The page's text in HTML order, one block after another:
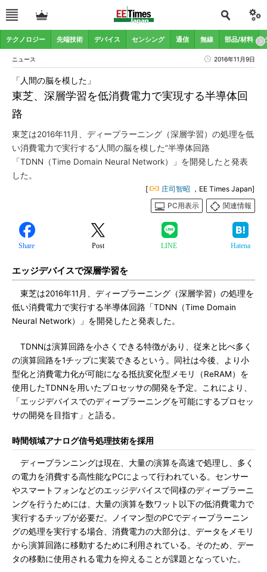
テクノロジー 先端技術 デバイス センシング 通信 無線 部品/材料
ニュース 2016年11月9日
東芝、深層学習を低消費電力で実現する半導体回
路
「人間の脳を模した」
東芝は2016年11月、ディープラーニング（深層学習）の処理を低
い消費電力で実行する“人間の脳を模した”半導体回路
「TDNN（Time Domain Neural Network）」を開発したと発表
した。
[ 庄司智昭 ，EE Times Japan]
PC用表示
関連情報
Share Post LINE Hatena
エッジデバイスで深層学習を
東芝は2016年11月、ディープラーニング（深層学習）の処理を
低い消費電力で実行する半導体回路「TDNN（Time Domain
Neural Network）」を開発したと発表した。
TDNNは演算回路を小さくできる特徴があり、従来と比べ多く
の演算回路を1チップに実装できるという。同社は今後、より小
型化と消費電力化が可能になる抵抗変化型メモリ（ReRAM）を
使用したTDNNを用いたプロセッサの開発を予定。これにより、
「エッジデバイスでのディープラーニングを可能にするプロセッ
サの開発を目指す」と語る。
時間領域アナログ信号処理技術を採用
ディープランニングは現在、大量の演算を高速で処理し、多く
の電力を消費する高性能なPCによって行われている。センサー
やスマートフォンなどのエッジデバイスで同様のディープラーニ
ングを行うためには、大量の演算を数ワット以下の低消費電力で
実行するチップが必要だ。ノイマン型のPCでディープラーニン
グの処理を実行する場合、消費電力の大部分は、データをメモリ
から演算回路に移動するために利用されている。そのため、デー
タの移動に使用される電力を抑えることが課題となっていた。